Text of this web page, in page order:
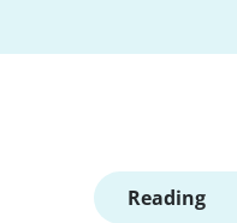
Reading